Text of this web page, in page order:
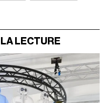
LECTURE